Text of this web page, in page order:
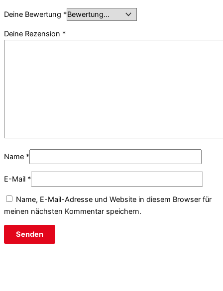
Deine Bewertung *
Deine Rezension *
Name *
E-Mail *
Name, E-Mail-Adresse und Website in diesem Browser für
meinen nächsten Kommentar speichern.